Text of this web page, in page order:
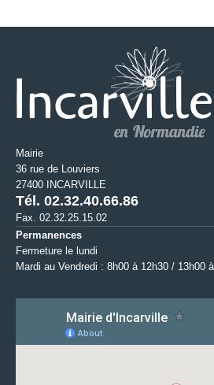
Mairie
36 rue de Louviers
27400 INCARVILLE
Tél. 02.32.40.66.86
Fax. 02.32.25.15.02
Permanences
Fermeture le lundi
Mardi au Vendredi : 8h00 à 12h30 / 13h00